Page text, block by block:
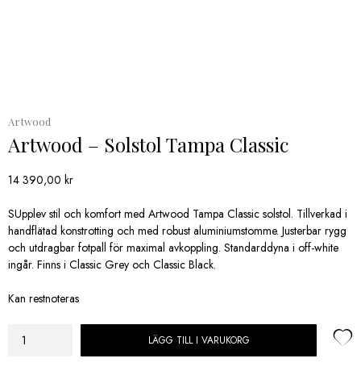
Artwood
Artwood – Solstol Tampa Classic
14 390,00 kr
SUpplev stil och komfort med Artwood Tampa Classic solstol. Tillverkad i
handflätad konstrotting och med robust aluminiumstomme. Justerbar rygg
och utdragbar fotpall för maximal avkoppling. Standarddyna i off-white
ingår. Finns i Classic Grey och Classic Black.
Kan restnoteras
Artwood
LÄGG TILL I VARUKORG